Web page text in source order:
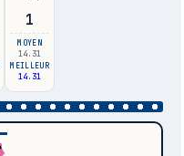
1
MOYEN
14.31
MEILLEUR
14.31